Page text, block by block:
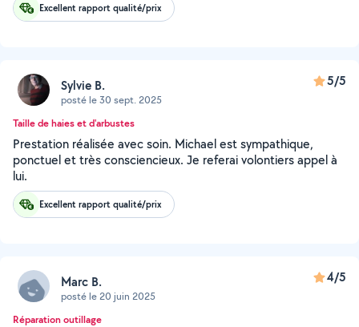
Excellent rapport qualité/prix
Sylvie B.
posté le 30 sept. 2025
5/5
Taille de haies et d'arbustes
Prestation réalisée avec soin. Michael est sympathique,
ponctuel et très consciencieux. Je referai volontiers appel à
lui.
Excellent rapport qualité/prix
Marc B.
posté le 20 juin 2025
4/5
Réparation outillage